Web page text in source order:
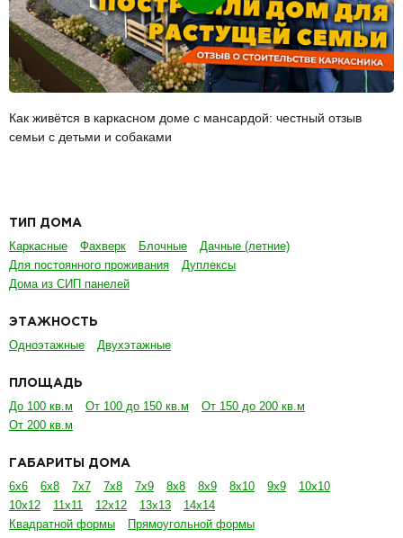
Как живётся в каркасном доме с мансардой: честный отзыв
семьи с детьми и собаками
ТИП ДОМА
Каркасные Фахверк Блочные
Дачные (летние)
Для постоянного проживания
Дуплексы
Дома из СИП панелей
ЭТАЖНОСТЬ
Одноэтажные Двухэтажные
ПЛОЩАДЬ
До 100 кв.м От 100 до 150 кв.м
От 150 до 200 кв.м
От 200 кв.м
ГАБАРИТЫ ДОМА
6х6 6х8 7х7 7х8 7х9 8х8 8х9 8х10 9х9
10х10
10х12
11х11 12х12 13х13
14х14
Квадратной формы
Прямоугольной формы